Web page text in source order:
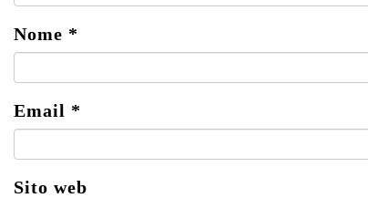
Nome *
Email *
Sito web